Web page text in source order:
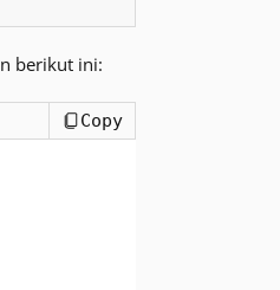
berikut ini:
Copy